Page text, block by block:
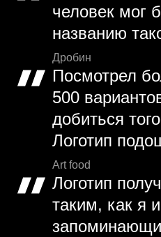
человек мог
названию
Дробин
Посмотрел
500
добиться
Логотип
Art food
Логотип
таким, как я